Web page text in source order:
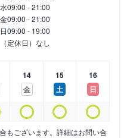
水09:00 - 21:00
金09:00 - 21:00
日09:00 - 19:00
（定休日）なし
14
金
15
土
16
日
もございます。詳細はお問い合